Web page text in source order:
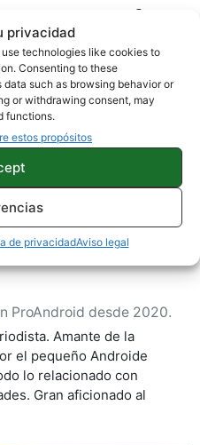
privacidad
technologies like cookies to
Consenting to these
such as browsing behavior or
or withdrawing consent, may
functions.
estos propósitos
de privacidadAviso legal
ProAndroid desde 2020.
Amante de la
el pequeño Androide
lo relacionado con
Gran aficionado al